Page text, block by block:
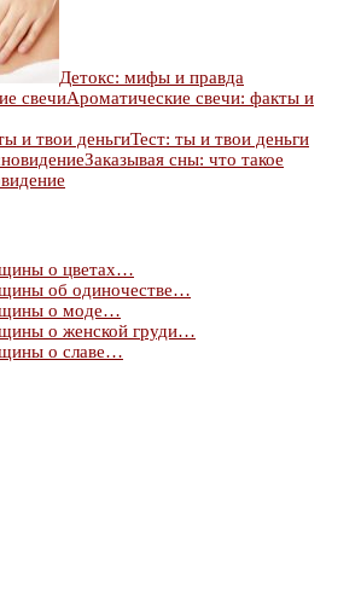
Детокс: мифы и правда
Ароматические свечи: факты и
Тест: ты и твои деньги
Заказывая сны: что такое
о цветах…
об одиночестве…
о моде…
о женской груди…
о славе…